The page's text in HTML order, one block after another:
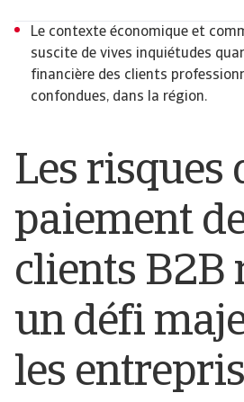
Les risques
paiement
clients B2B
un défi
les
Le contexte économique et
suscite de vives inquiétudes
financière des clients
confondues, dans la région.